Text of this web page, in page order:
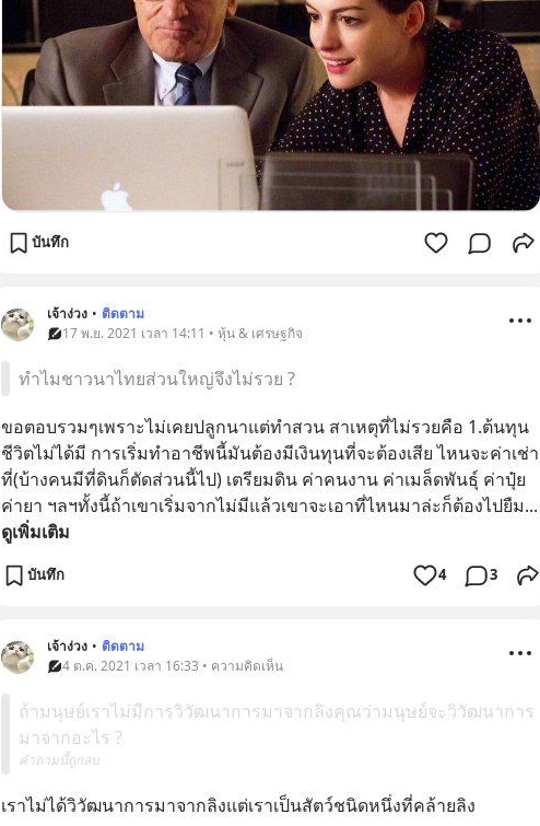
บันทึก
เจ้าง่วง • ติดตาม
17 พ.ย. 2021 เวลา 14:11 • หุ้น & เศรษฐกิจ
ทำไมชาวนาไทยส่วนใหญ่จึงไม่รวย ?
ขอตอบรวมๆเพราะไม่เคยปลูกนาแต่ทำสวน สาเหตุที่ไม่รวยคือ 1.ต้นทุน
ชีวิตไม่ได้มี การเริ่มทำอาชีพนี้มันต้องมีเงินทุนที่จะต้องเสีย ไหนจะค่าเช่า
ที่(บ้างคนมีที่ดินก็ตัดส่วนนี้ไป) เตรียมดิน ค่าคนงาน ค่าเมล็ดพันธุ์ ค่าปุ๋ย
ค่ายา ฯลฯทั้งนี้ถ้าเขาเริ่มจากไม่มีแล้วเขาจะเอาที่ไหนมาล่ะก็ต้องไปยืม
ดูเพิ่มเติม
บันทึก 4 3
เจ้าง่วง • ติดตาม
4 ต.ค. 2021 เวลา 16:33 • ความคิดเห็น
ถ้ามนุษย์เราไม่มีการวิวัฒนาการมาจากลิงคุณว่ามนุษย์จะวิวัฒนาการ
มาจากอะไร ?
คำถามนี้ถูกลบ
เราไม่ได้วิวัฒนาการมาจากลิงแต่เราเป็นสัตว์ชนิดหนึ่งที่คล้ายลิง